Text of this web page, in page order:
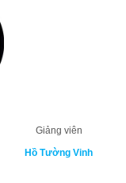
Giảng viên
Hồ Tường Vinh